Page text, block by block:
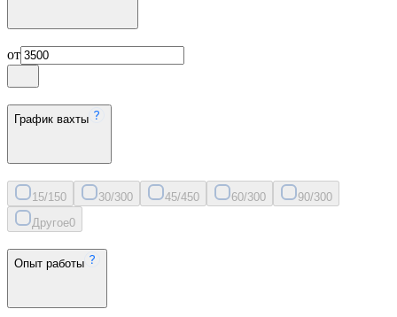
от
График вахты
15/150 30/300 45/450 60/300 90/300
Другое0
Опыт работы